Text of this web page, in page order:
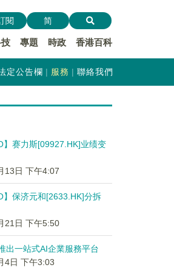
專題 時政 香港百科
閱 简
定公告欄 服務 聯絡我們
】赛力斯[09927.HK]业绩变
13日 下午4:07
】保济元和[2633.HK]分拆
21日 下午5:50
出一站式AI企業服務平台
4日 下午3:03